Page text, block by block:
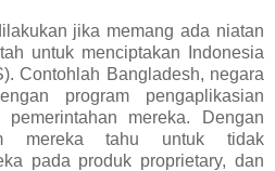
jika memang ada niatan
untuk menciptakan Indonesia
Contohlah Bangladesh, negara
program pengaplikasian
mereka. Dengan
mereka tahu untuk tidak
pada produk proprietary, dan